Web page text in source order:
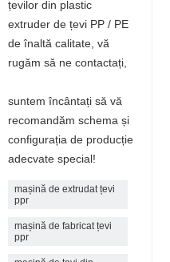
țevilor din plastic
extruder de țevi PP / PE
de înaltă calitate, vă
rugăm să ne contactați,
suntem încântați să vă
recomandăm schema și
configurația de producție
adecvate special!
mașină de extrudat țevi
ppr
mașină de fabricat țevi
ppr